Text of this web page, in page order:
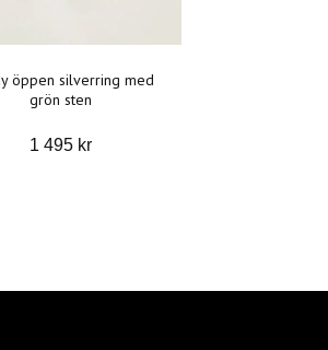
öppen silverring med
grön sten
1 495 kr